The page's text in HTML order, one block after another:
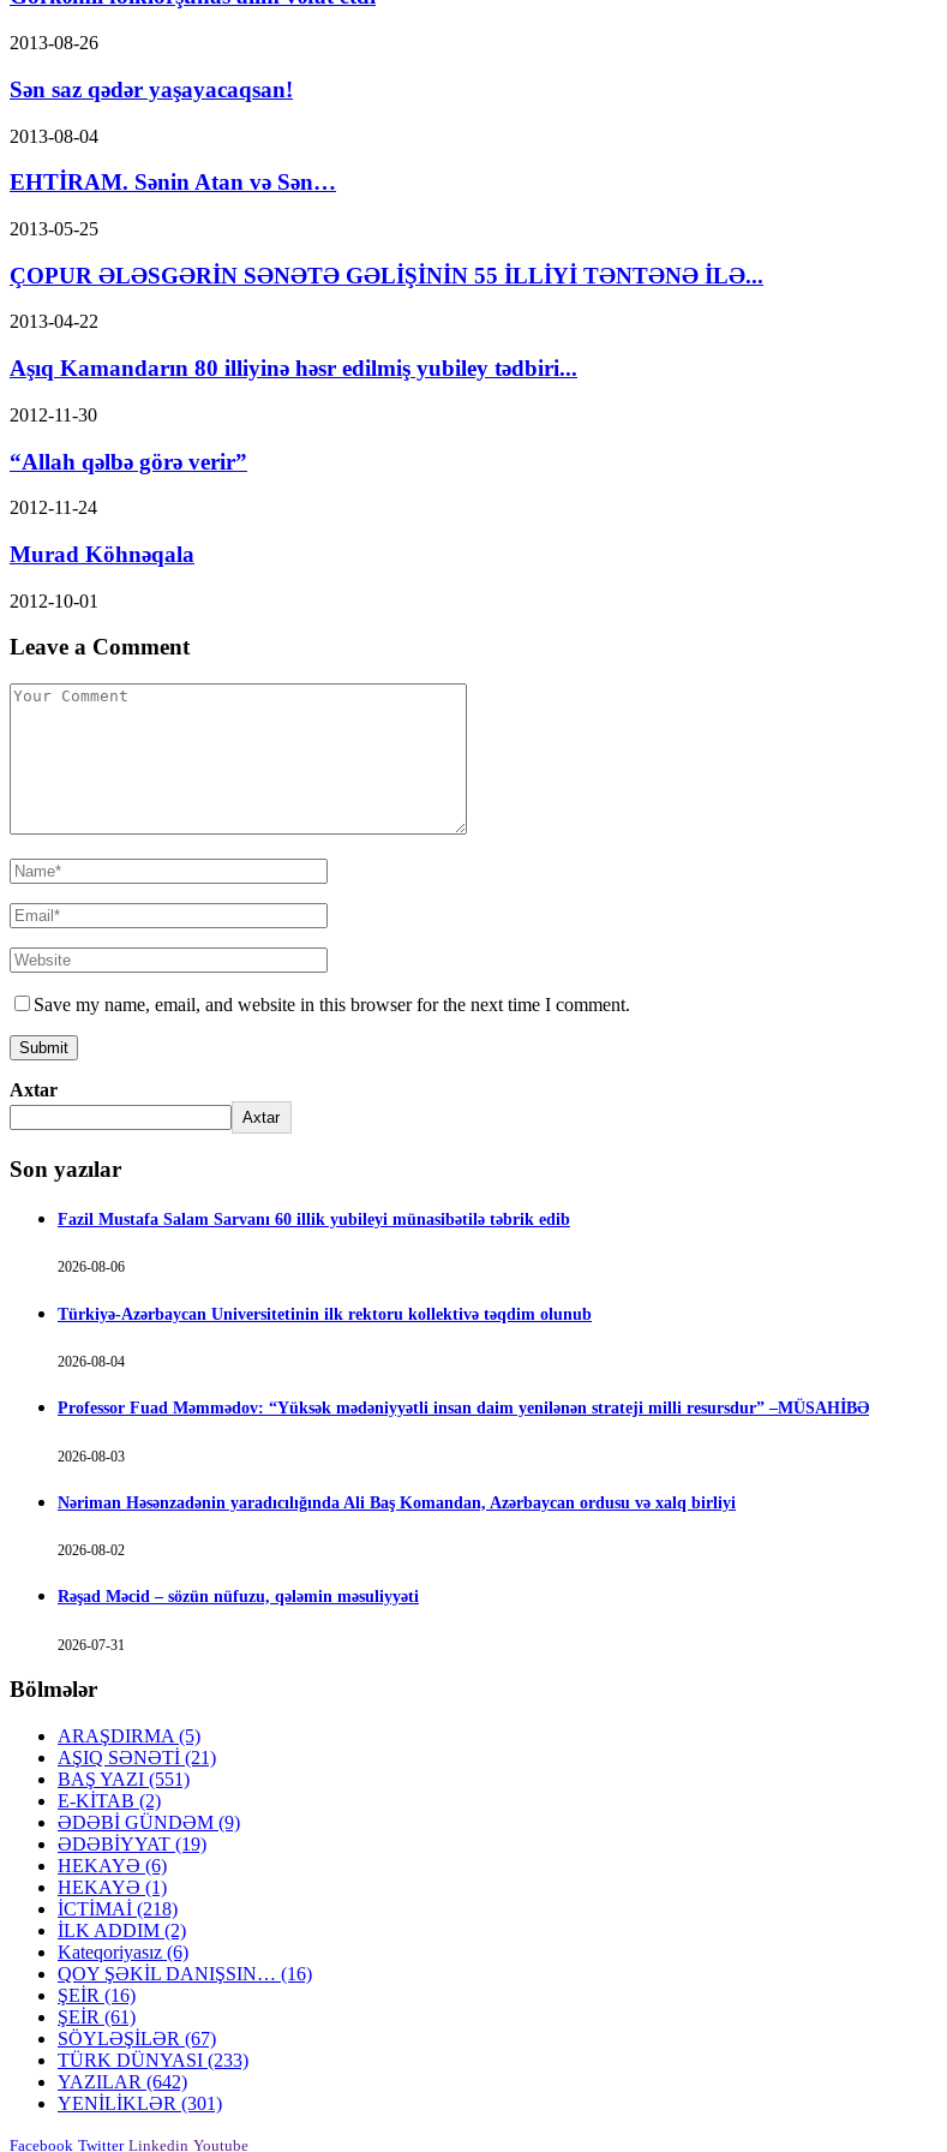
2013-08-26
Sən saz qədər yaşayacaqsan!
2013-08-04
EHTİRAM. Sənin Atan və Sən…
2013-05-25
ÇOPUR ƏLƏSGƏRİN SƏNƏTƏ GƏLİŞİNİN 55 İLLİYİ TƏNTƏNƏ İLƏ...
2013-04-22
Aşıq Kamandarın 80 illiyinə həsr edilmiş yubiley tədbiri...
2012-11-30
“Allah qəlbə görə verir”
2012-11-24
Murad Köhnəqala
2012-10-01
Leave a Comment
Save my name, email, and website in this browser for the next time I comment.
Axtar
Axtar
Son yazılar
Fazil Mustafa Salam Sarvanı 60 illik yubileyi münasibətilə təbrik edib
2026-08-06
Türkiyə-Azərbaycan Universitetinin ilk rektoru kollektivə təqdim olunub
2026-08-04
Professor Fuad Məmmədov: “Yüksək mədəniyyətli insan daim yenilənən strateji milli resursdur” –MÜSAHİBƏ
2026-08-03
Nəriman Həsənzadənin yaradıcılığında Ali Baş Komandan, Azərbaycan ordusu və xalq birliyi
2026-08-02
Rəşad Məcid – sözün nüfuzu, qələmin məsuliyyəti
2026-07-31
Bölmələr
ARAŞDIRMA (5)
AŞIQ SƏNƏTİ (21)
BAŞ YAZI (551)
E-KİTAB (2)
ƏDƏBİ GÜNDƏM (9)
ƏDƏBİYYAT (19)
HEKAYƏ (6)
HEKAYƏ (1)
İCTİMAİ (218)
İLK ADDIM (2)
Kateqoriyasız (6)
QOY ŞƏKİL DANIŞSIN… (16)
ŞEİR (16)
ŞEİR (61)
SÖYLƏŞİLƏR (67)
TÜRK DÜNYASI (233)
YAZILAR (642)
YENİLİKLƏR (301)
Facebook Twitter Linkedin Youtube